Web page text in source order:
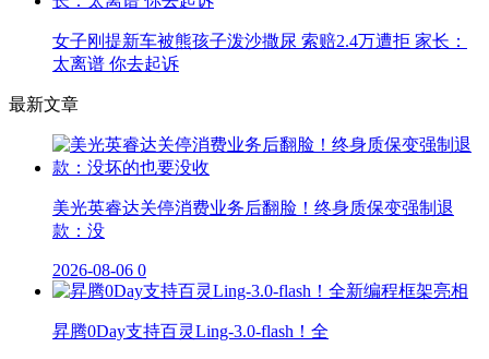
女子刚提新车被熊孩子泼沙撒尿 索赔2.4万遭拒 家长：
太离谱 你去起诉
最新文章
美光英睿达关停消费业务后翻脸！终身质保变强制退
款：没
2026-08-06 0
昇腾0Day支持百灵Ling-3.0-flash！全